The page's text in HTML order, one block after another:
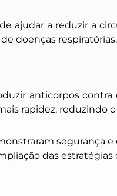
ajudar a reduzir a
doenças
anticorpos contra
rapidez, reduzindo
segurança
das estratégias